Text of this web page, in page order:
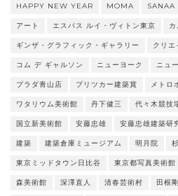
HAPPY NEW YEAR MOMA SANAA
アート エスパス ルイ・ヴィトン東京
ギンザ・グラフィック・ギャラリー クリ
コム デ ギャルソン ニューヨーク ニュ
プラダ青山店 プリツカー建築賞 メトロ
ワタリウム美術館 丹下健三 代々木競技
国立新美術館 安藤忠雄 安藤忠雄建築研
建築 建築倉庫ミュージアム 明月院
東京ミッドタウン日比谷 東京都写真美術館
森美術館 深澤直人 清春芸術村 田根剛